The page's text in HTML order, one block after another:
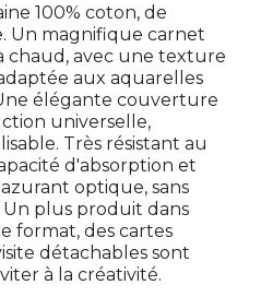
100% coton, de
Un magnifique carnet
chaud, avec une texture
aux aquarelles
élégante couverture
universelle,
Très résistant au
d'absorption et
optique, sans
plus produit dans
format, des cartes
détachables sont
à la créativité.